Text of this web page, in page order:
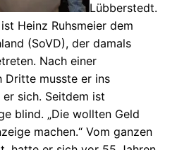
Lübberstedt.
Heinz Ruhsmeier dem
(SoVD), der damals
Nach einer
Dritte musste er ins
er sich. Seitdem ist
blind. „Die wollten Geld
machen.“ Vom ganzen